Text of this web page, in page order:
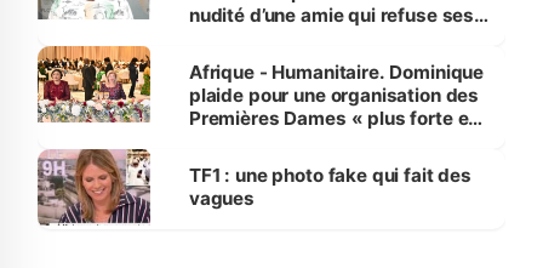
nudité d’une amie qui refuse ses
Afrique - Humanitaire. Dominique
plaide pour une organisation des
Premières Dames « plus forte et
sur la scène internationale »
TF1 : une photo fake qui fait des
vagues